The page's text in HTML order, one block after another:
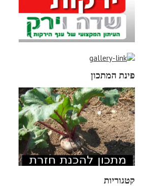
פינת המתכון
קטגוריות